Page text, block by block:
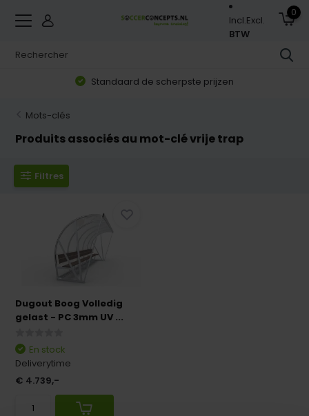
Incl.Excl.
BTW
0
Standaard de scherpste prijzen
Mots-clés
Produits associés au mot-clé vrije trap
Filtres
Dugout Boog Volledig
gelast - PC 3mm UV ...
En stock
Deliverytime
€ 4.739,-